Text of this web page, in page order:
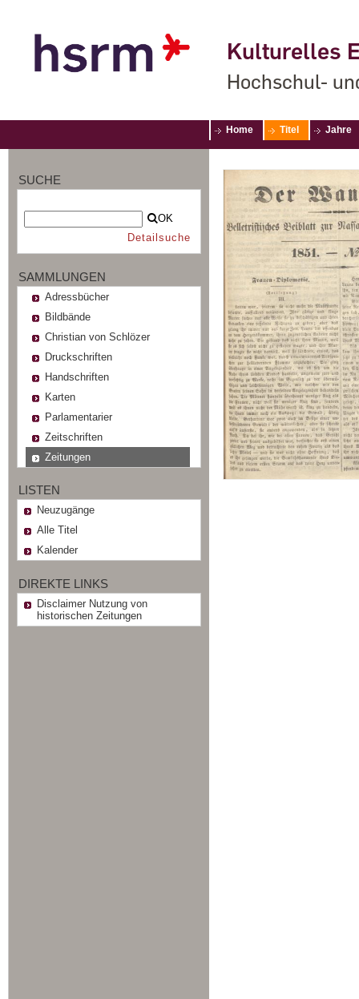
Kulturelles
Hochschul-
Home Titel Jahre
SUCHE
OK
Detailsuche
SAMMLUNGEN
Adressbücher
Bildbände
Christian von Schlözer
Druckschriften
Handschriften
Karten
Parlamentarier
Zeitschriften
Zeitungen
LISTEN
Neuzugänge
Alle Titel
Kalender
DIREKTE LINKS
Disclaimer Nutzung von
historischen Zeitungen